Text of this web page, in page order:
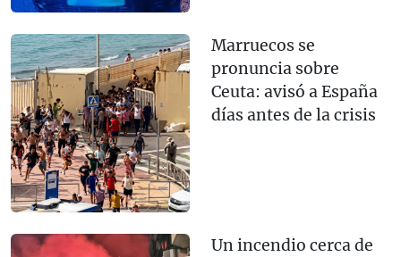
Marruecos se
pronuncia sobre
Ceuta: avisó a España
días antes de la crisis
Un incendio cerca de